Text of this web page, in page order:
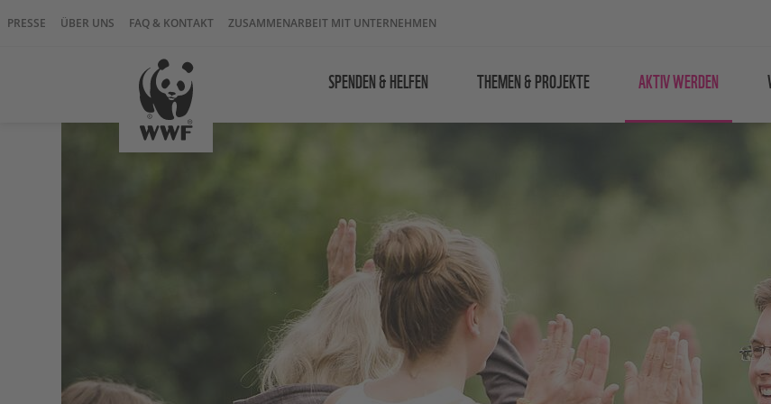
PRESSE ÜBER UNS FAQ & KONTAKT ZUSAMMENARBEIT MIT UNTERNEHMEN
SPENDEN & HELFEN THEMEN & PROJEKTE AKTIV WERDEN